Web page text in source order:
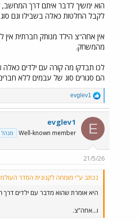
הוא ימשיך לדבר איתם דרך המחשב,
לקבל החלטות כאלה בשבילו וגם
אין אחה"צ הילד מנותק חברתית אין
מהמשחק.
לכו תבדקו מה קורה עם ילדים כאלה
הם סגורים סוג של עבמים ללא
R
e
a
c
t
i
o
s
evglev1
E
evglev1
Well-known member מנהל
21/5/26
נכתב ע"י מומחה לקנונית הסדר
היא אומרת שהוא מדבר עם ילדים
ו...אחה"צ.